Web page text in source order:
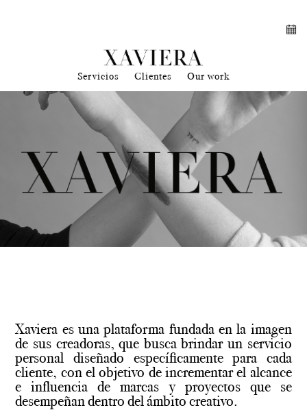
Servicios Clientes Our work
Xaviera es una plataforma fundada en la imagen
de sus creadoras, que busca brindar un servicio
personal diseñado específicamente para cada
cliente, con el objetivo de incrementar el alcance
e influencia de marcas y proyectos que se
desempeñan dentro del ámbito creativo.